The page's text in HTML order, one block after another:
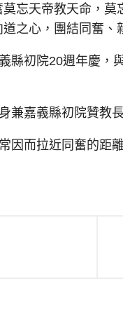
天帝教天命，莫
之心，團結同奮、
初院20週年慶，
兼嘉義縣初院贊教
因而拉近同奮的距